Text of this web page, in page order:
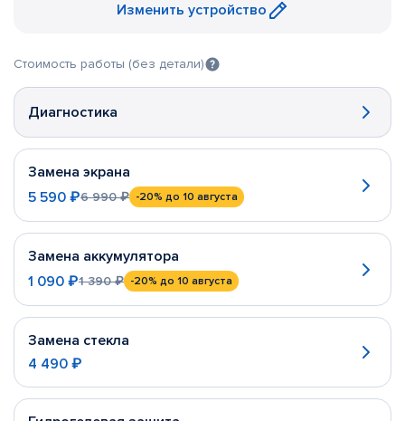
Изменить устройство
Стоимость работы (без детали)
Диагностика
Замена экрана
5 590 ₽6 990 ₽ -20% до 10 августа
Замена аккумулятора
1 090 ₽1 390 ₽ -20% до 10 августа
Замена стекла
4 490 ₽